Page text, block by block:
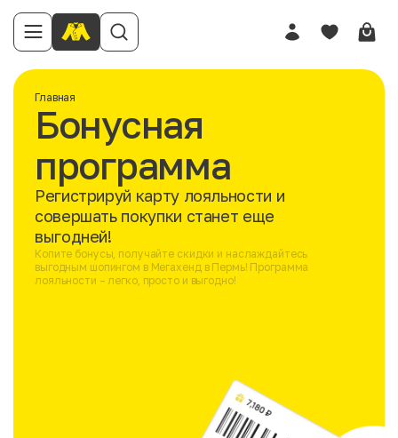
Главная
Бонусная
программа
Регистрируй карту лояльности и
совершать покупки станет еще
выгодней!
Копите бонусы, получайте скидки и наслаждайтесь
выгодным шопингом в Мегахенд в Пермь! Программа
лояльности – легко, просто и выгодно!